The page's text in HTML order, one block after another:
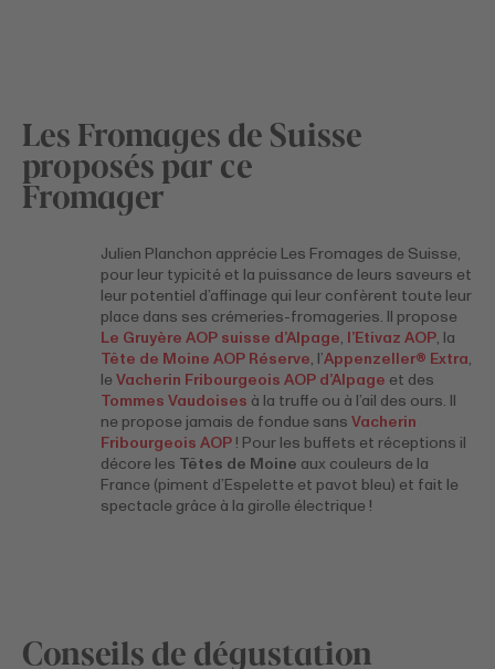
Les Fromages de Suisse
proposés par ce
Fromager
Julien Planchon apprécie Les Fromages de Suisse,
pour leur typicité et la puissance de leurs saveurs et
leur potentiel d’affinage qui leur confèrent toute leur
place dans ses crémeries-fromageries. Il propose
Le Gruyère AOP suisse d’Alpage, l’Etivaz AOP, la
Tête de Moine AOP Réserve, l’Appenzeller® Extra,
leVacherin Fribourgeois AOP d’Alpage et des
Tommes Vaudoises à la truffe ou à l’ail des ours. Il
ne propose jamais de fondue sansVacherin
Fribourgeois AOP ! Pour les buffets et réceptions il
décore les Têtes de Moine aux couleurs de la
France (piment d’Espelette et pavot bleu) et fait le
spectacle grâce à la girolle électrique !
Conseils de dégustation